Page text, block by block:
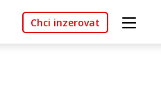
Chci inzerovat